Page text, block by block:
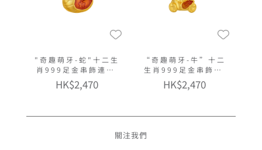
"奇趣萌牙-蛇"十二生
肖999足金串飾連手
繩
HK$2,470
“奇趣萌牙-牛”十二
生肖999足金串飾連
手繩
HK$2,470
關注我們